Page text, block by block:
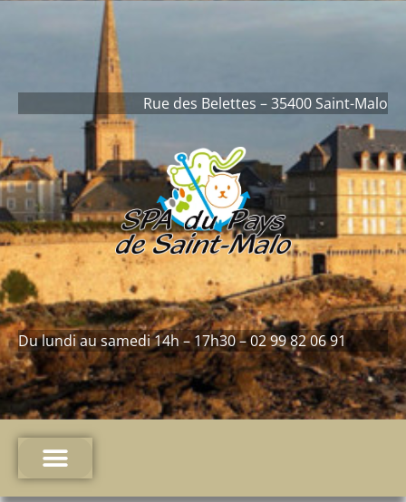
Rue des Belettes – 35400 Saint-Malo
Du lundi au samedi 14h – 17h30 – 02 99 82 06 91